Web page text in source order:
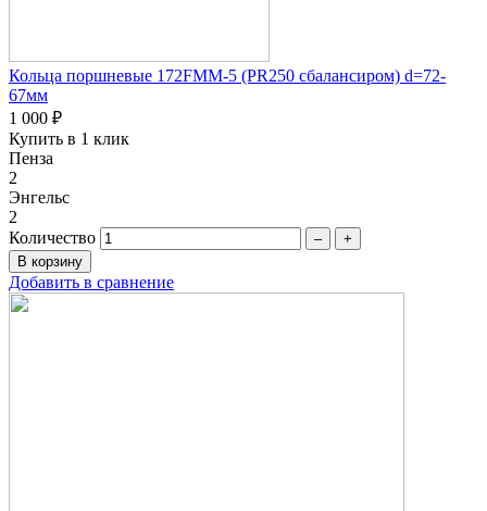
Кольца поршневые 172FMM-5 (PR250 сбалансиром) d=72-
67мм
1 000 ₽
Купить в 1 клик
Пенза
2
Энгельс
2
Количество
– +
Добавить в сравнение